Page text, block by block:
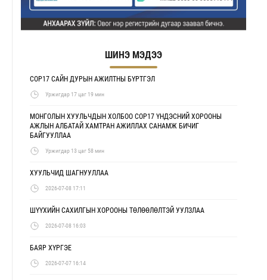
ШИНЭ МЭДЭЭ
COP17 САЙН ДУРЫН АЖИЛТНЫ БҮРТГЭЛ
Уржигдар 17 цаг 19 мин
МОНГОЛЫН ХУУЛЬЧДЫН ХОЛБОО COP17 ҮНДЭСНИЙ ХОРООНЫ
АЖЛЫН АЛБАТАЙ ХАМТРАН АЖИЛЛАХ САНАМЖ БИЧИГ
БАЙГУУЛЛАА
Уржигдар 13 цаг 58 мин
ХУУЛЬЧИД ШАГНУУЛЛАА
2026-07-08 17:11
ШҮҮХИЙН САХИЛГЫН ХОРООНЫ ТӨЛӨӨЛӨЛТЭЙ УУЛЗЛАА
2026-07-08 16:03
БАЯР ХҮРГЭЕ
2026-07-07 16:14